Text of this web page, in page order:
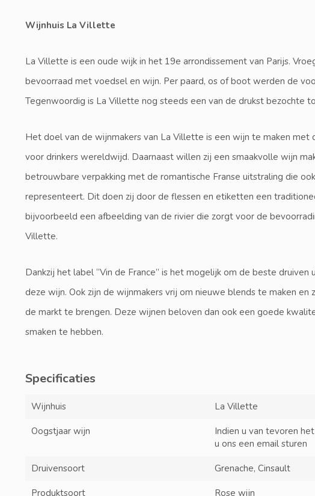
Wijnhuis La Villette
La Villette is een oude wijk in het 19e arrondissement van Parijs.
bevoorraad met voedsel en wijn. Per paard, os of boot werden de
Tegenwoordig is La Villette nog steeds een van de drukst bezochte
Het doel van de wijnmakers van La Villette is een wijn te maken met
voor drinkers wereldwijd. Daarnaast willen zij een smaakvolle wijn
betrouwbare verpakking met de romantische Franse uitstraling die
representeert. Dit doen zij door de flessen en etiketten een
bijvoorbeeld een afbeelding van de rivier die zorgt voor de
Villette.
Dankzij het label “Vin de France” is het mogelijk om de beste
deze wijn. Ook zijn de wijnmakers vrij om nieuwe blends te maken en
de markt te brengen. Deze wijnen beloven dan ook een goede
smaken te hebben.
Specificaties
Wijnhuis La Villette
Oogstjaar wijn
Indien u van tevoren
u ons een email sturen
Druivensoort Grenache, Cinsault
Produktsoort Rose wijn